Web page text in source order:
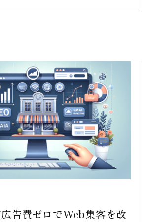
告費ゼロでWeb集客を改